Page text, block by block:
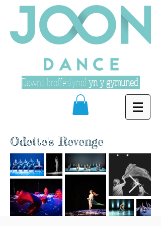
Dawns broffesiynol yn y gymuned
Odette's Revenge